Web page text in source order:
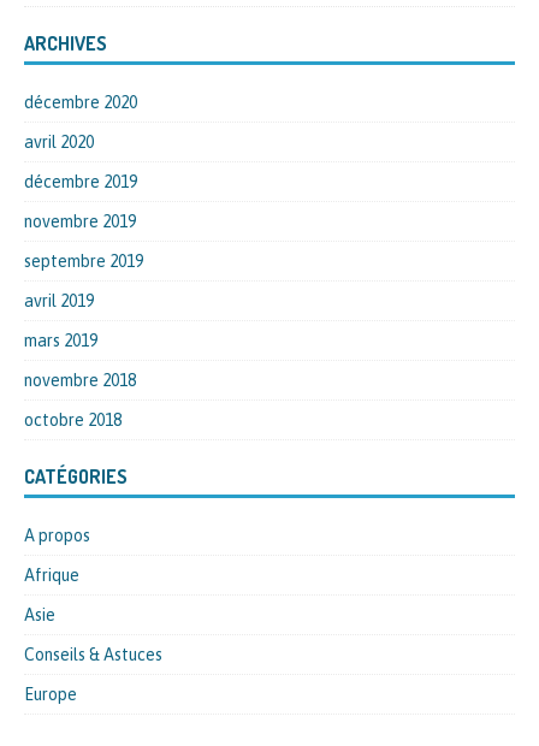
ARCHIVES
décembre 2020
avril 2020
décembre 2019
novembre 2019
septembre 2019
avril 2019
mars 2019
novembre 2018
octobre 2018
CATÉGORIES
A propos
Afrique
Asie
Conseils & Astuces
Europe